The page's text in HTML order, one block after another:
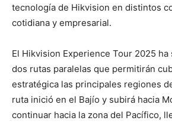
tecnología de Hikvision en distintos
cotidiana y empresarial.
El Hikvision Experience Tour 2025
dos rutas paralelas que permitirán
estratégica las principales regiones
ruta inició en el Bajío y subirá hacia
continuar hacia la zona del Pacífico,